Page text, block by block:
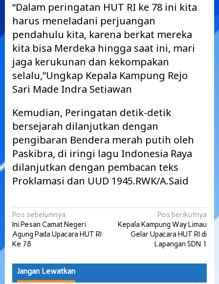
“Dalam peringatan HUT RI ke 78 ini kita
harus meneladani perjuangan
pendahulu kita, karena berkat mereka
kita bisa Merdeka hingga saat ini, mari
jaga kerukunan dan kekompakan
selalu,”Ungkap Kepala Kampung Rejo
Sari Made Indra Setiawan
Kemudian, Peringatan detik-detik
bersejarah dilanjutkan dengan
pengibaran Bendera merah putih oleh
Paskibra, di iringi lagu Indonesia Raya
dilanjutkan dengan pembacan teks
Proklamasi dan UUD 1945.RWK/A.Said
Navigasi
pos
Pos sebelumnya
Ini Pesan Camat Negeri
Agung Pada Upacara HUT RI
Ke 78
Pos berikutnya
Kepala Kampung Way Limau
Gelar Upacara HUT RI di
Lapangan SDN 1
Jangan Lewatkan